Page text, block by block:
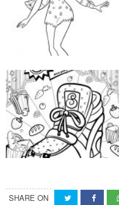
SHARE ON